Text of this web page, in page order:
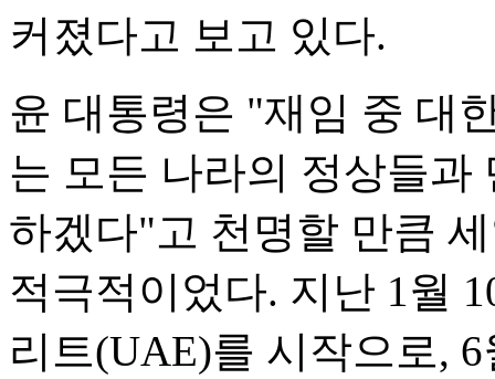
커졌다고 보고 있다.
윤 대통령은 "재임 중 대
는 모든 나라의 정상들과
하겠다"고 천명할 만큼
적극적이었다. 지난 1월
리트(UAE)를 시작으로,